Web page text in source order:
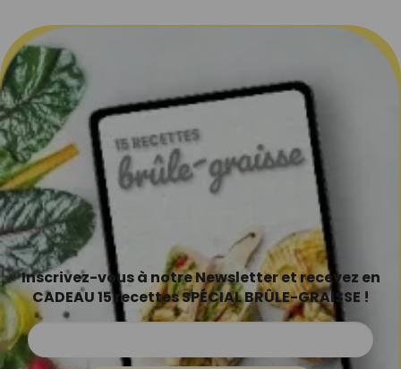
Inscrivez-vous à notre Newsletter et recevez en
CADEAU 15 recettes SPÉCIAL BRÛLE-GRAISSE !